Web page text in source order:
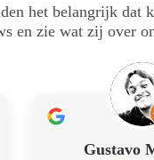
het belangrijk dat
en zie wat zij over
Gustavo